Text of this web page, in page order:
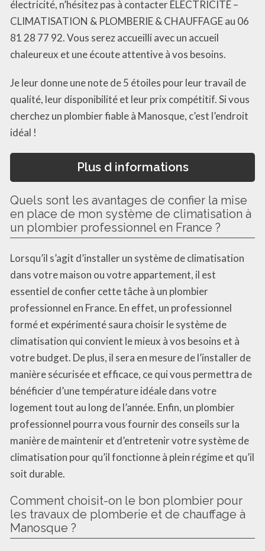
électricité, n’hésitez pas à contacter ÉLECTRICITÉ –
CLIMATISATION & PLOMBERIE & CHAUFFAGE au 06
81 28 77 92. Vous serez accueilli avec un accueil
chaleureux et une écoute attentive à vos besoins.
Je leur donne une note de 5 étoiles pour leur travail de
qualité, leur disponibilité et leur prix compétitif. Si vous
cherchez un plombier fiable à Manosque, c’est l’endroit
idéal !
Plus d informations
Quels sont les avantages de confier la mise
en place de mon système de climatisation à
un plombier professionnel en France ?
Lorsqu’il s’agit d’installer un système de climatisation
dans votre maison ou votre appartement, il est
essentiel de confier cette tâche à un plombier
professionnel en France. En effet, un professionnel
formé et expérimenté saura choisir le système de
climatisation qui convient le mieux à vos besoins et à
votre budget. De plus, il sera en mesure de l’installer de
manière sécurisée et efficace, ce qui vous permettra de
bénéficier d’une température idéale dans votre
logement tout au long de l’année. Enfin, un plombier
professionnel pourra vous fournir des conseils sur la
manière de maintenir et d’entretenir votre système de
climatisation pour qu’il fonctionne à plein régime et qu’il
soit durable.
Comment choisit-on le bon plombier pour
les travaux de plomberie et de chauffage à
Manosque ?